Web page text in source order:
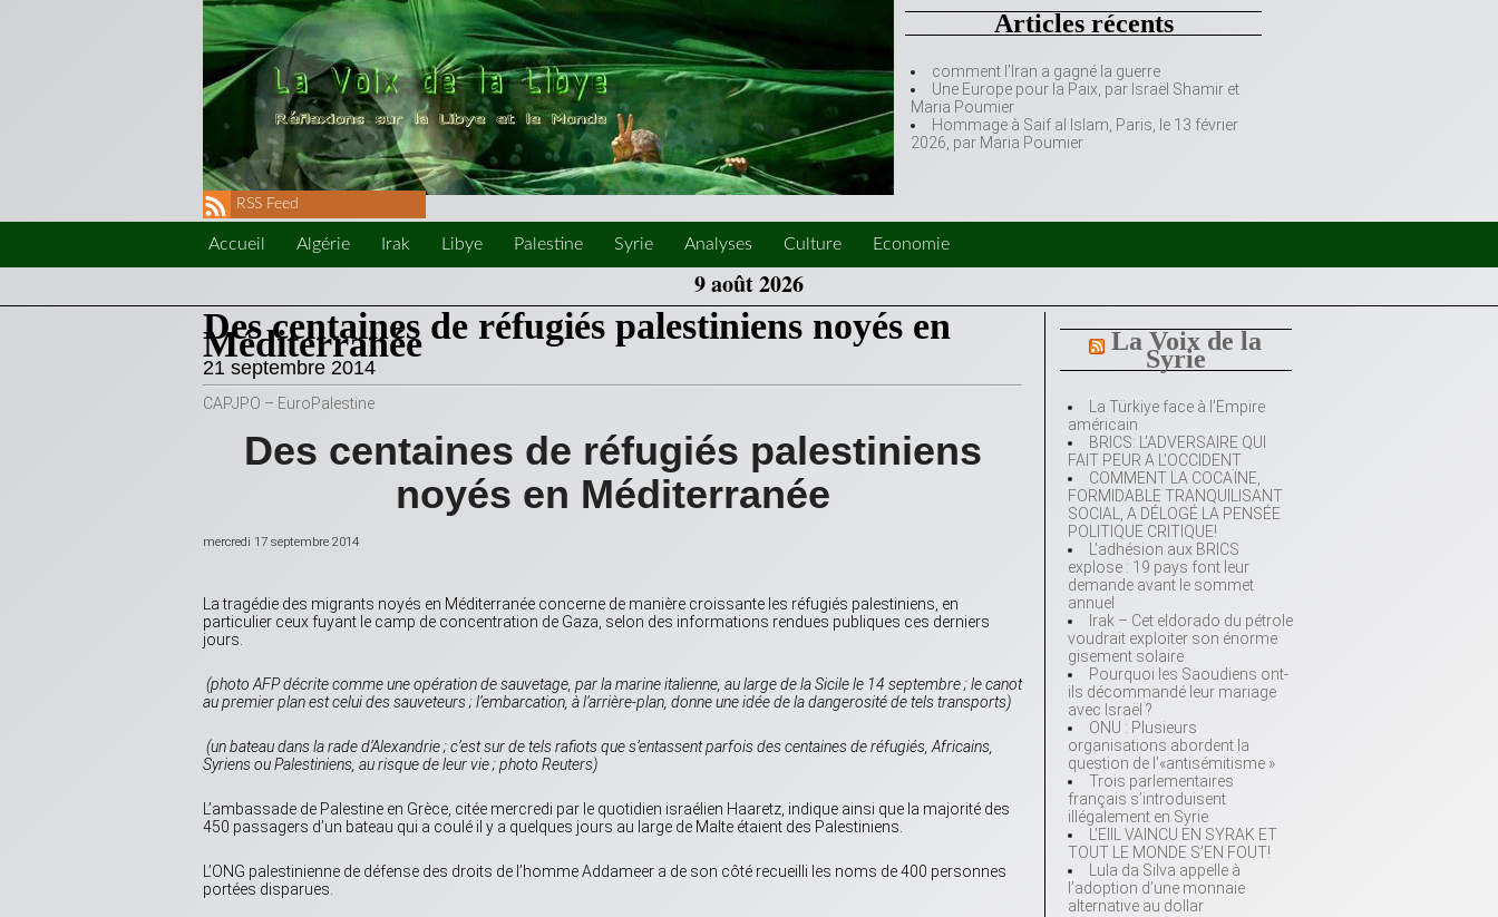
Articles récents
comment l’Iran a gagné la guerre
Une Europe pour la Paix, par Israël Shamir et
Maria Poumier
Hommage à Saif al Islam, Paris, le 13 février
2026, par Maria Poumier
RSS Feed
Accueil Algérie Irak Libye Palestine Syrie Analyses Culture Economie
9 août 2026
La Voix de la
Syrie
La Türkiye face à l’Empire
américain
BRICS: L’ADVERSAIRE QUI
FAIT PEUR A L’OCCIDENT
COMMENT LA COCAÏNE,
FORMIDABLE TRANQUILISANT
SOCIAL, A DÉLOGÉ LA PENSÉE
POLITIQUE CRITIQUE!
L’adhésion aux BRICS
explose : 19 pays font leur
demande avant le sommet
annuel
Irak – Cet eldorado du pétrole
voudrait exploiter son énorme
gisement solaire
Pourquoi les Saoudiens ont-
ils décommandé leur mariage
avec Israël ?
ONU : Plusieurs
organisations abordent la
question de l’«antisémitisme »
Trois parlementaires
français s’introduisent
illégalement en Syrie
L’EIIL VAINCU EN SYRAK ET
TOUT LE MONDE S’EN FOUT!
Lula da Silva appelle à
l’adoption d’une monnaie
alternative au dollar
Des centaines de réfugiés palestiniens noyés en
Méditerranée
21 septembre 2014
CAPJPO – EuroPalestine
Des centaines de réfugiés palestiniens
noyés en Méditerranée
mercredi 17 septembre 2014
La tragédie des migrants noyés en Méditerranée concerne de manière croissante les réfugiés palestiniens, en
particulier ceux fuyant le camp de concentration de Gaza, selon des informations rendues publiques ces derniers
jours.
(photo AFP décrite comme une opération de sauvetage, par la marine italienne, au large de la Sicile le 14 septembre ; le canot
au premier plan est celui des sauveteurs ; l’embarcation, à l’arrière-plan, donne une idée de la dangerosité de tels transports)
(un bateau dans la rade d’Alexandrie ; c’est sur de tels rafiots que s’entassent parfois des centaines de réfugiés, Africains,
Syriens ou Palestiniens, au risque de leur vie ; photo Reuters)
L’ambassade de Palestine en Grèce, citée mercredi par le quotidien israélien Haaretz, indique ainsi que la majorité des
450 passagers d’un bateau qui a coulé il y a quelques jours au large de Malte étaient des Palestiniens.
L’ONG palestinienne de défense des droits de l’homme Addameer a de son côté recueilli les noms de 400 personnes
portées disparues.